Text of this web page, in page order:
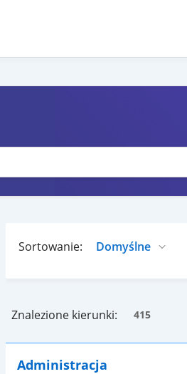
Sortowanie:
Znalezione kierunki: 415
Administracja